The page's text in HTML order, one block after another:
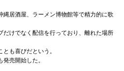
縄居酒屋、ラーメン博物館等で精力的に歌
だけでなく配信を行っており、離れた場所
も喜びだという。
売開始した。